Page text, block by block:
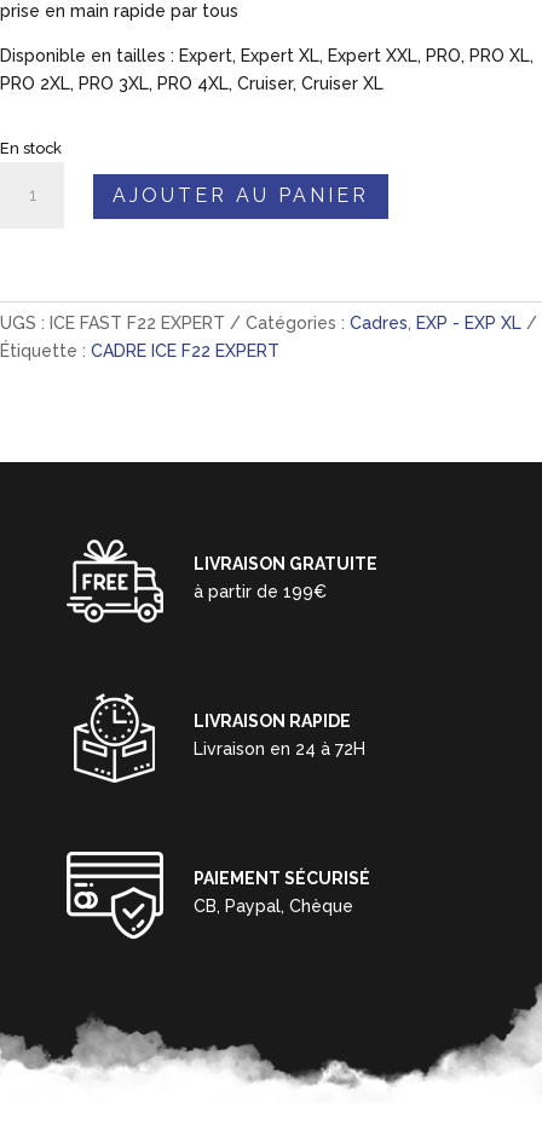
prise en main rapide par tous
Disponible en tailles : Expert, Expert XL, Expert XXL, PRO, PRO XL,
PRO 2XL, PRO 3XL, PRO 4XL, Cruiser, Cruiser XL
En stock
F22
-
AJOUTER AU PANIER
UGS : ICE FAST F22 EXPERT Catégories : Cadres, EXP - EXP XL
Étiquette : CADRE ICE F22 EXPERT
LIVRAISON GRATUITE
à partir de 199€
LIVRAISON RAPIDE
Livraison en 24 à 72H
PAIEMENT SÉCURISÉ
CB, Paypal, Chèque